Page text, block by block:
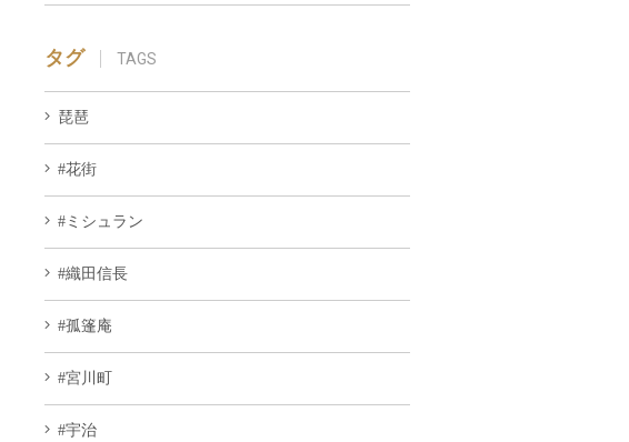
タグ TAGS
琵琶
#花街
#ミシュラン
#織田信長
#孤篷庵
#宮川町
#宇治